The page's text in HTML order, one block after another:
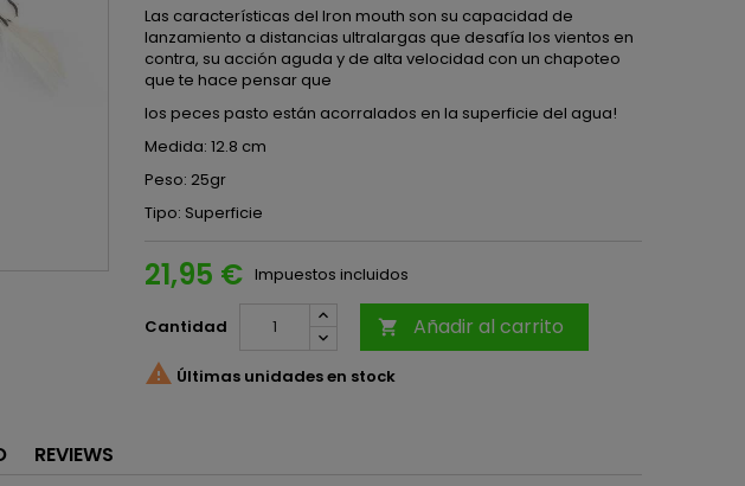
Las características del Iron mouth son su capacidad de
lanzamiento a distancias ultralargas que desafía los vientos en
contra, su acción aguda y de alta velocidad con un chapoteo
que te hace pensar que
los peces pasto están acorralados en la superficie del agua!
Medida: 12.8 cm
Peso: 25gr
Tipo: Superficie
21,95 € Impuestos incluidos
Cantidad  Añadir al carrito
 Últimas unidades en stock
REVIEWS